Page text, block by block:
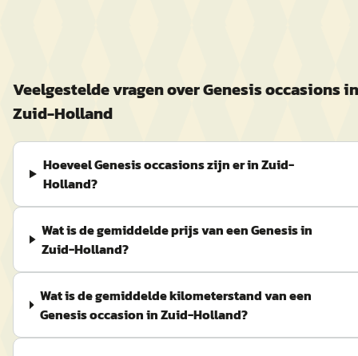
Veelgestelde vragen overGenesisoccasions in
Zuid-Holland
Hoeveel Genesis occasions zijn er in Zuid-
Holland?
Wat is de gemiddelde prijs van een Genesis in
Zuid-Holland?
Wat is de gemiddelde kilometerstand van een
Genesis occasion in Zuid-Holland?